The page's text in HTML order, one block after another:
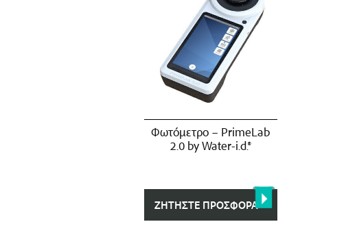
Φωτόμετρο – PrimeLab
2.0 by Water-i.d.®
ΖΗΤΉΣΤΕ ΠΡΟΣΦΟΡΆ